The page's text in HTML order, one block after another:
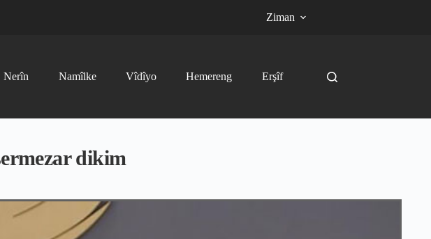
Ziman
Nerîn Namîlke Vîdîyo Hemereng Erşîf
dikim